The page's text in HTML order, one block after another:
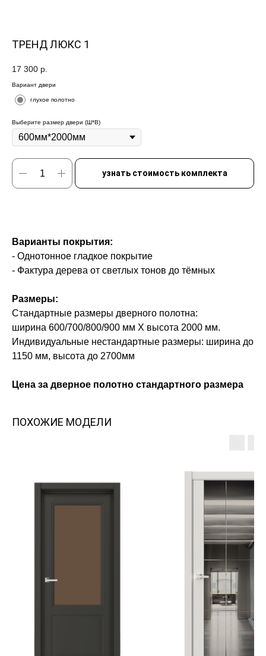
ТРЕНД ЛЮКС 1
17 300 р.
Вариант двери
глухое полотно
Выберите размер двери (Ш*В)
узнать стоимость комплекта
Варианты покрытия:
- Однотонное гладкое покрытие
- Фактура дерева от светлых тонов до тёмных
Размеры:
Стандартные размеры дверного полотна:
ширина 600/700/800/900 мм Х высота 2000 мм.
Индивидуальные нестандартные размеры: ширина до
1150 мм, высота до 2700мм
Цена за дверное полотно стандартного размера
ПОХОЖИЕ МОДЕЛИ